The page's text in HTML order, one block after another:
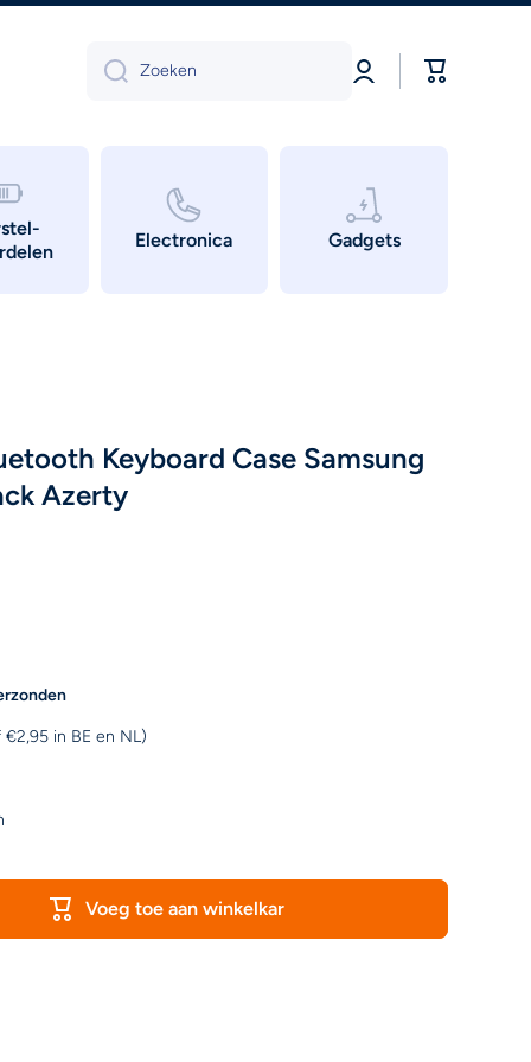
Zoeken
Log
in
Electronica Gadgets
Keyboard Case Samsung
Azerty
in BE en NL)
Voeg toe aan winkelkar